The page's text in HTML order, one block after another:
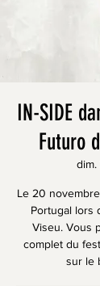
IN-SIDE
Futuro
dim.
Le 20
Portugal lors
Viseu. Vous
complet du
sur le